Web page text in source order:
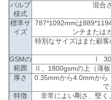
パルプ
様式
混合
標準サ
イズ
787*1092mmは
ンチまたは
特別なサイズはまた顧
GSMの
範囲
Ⅰ
Ⅱ。1800gsmの上（薄板
厚さ
0.35mmから4.0mmから
で
特徴
非常によい剛さ、堅